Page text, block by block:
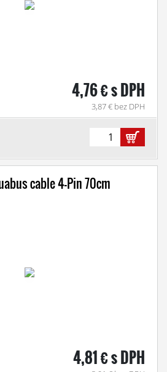
4,76 € s DPH
3,87 € bez DPH
cable 4-Pin 70cm
4,81 € s DPH